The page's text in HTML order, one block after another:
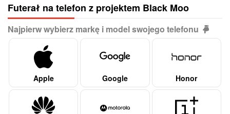
Futerał na telefon z projektem Black Moo
Najpierw wybierz markę i model swojego telefonu
Apple Google Honor